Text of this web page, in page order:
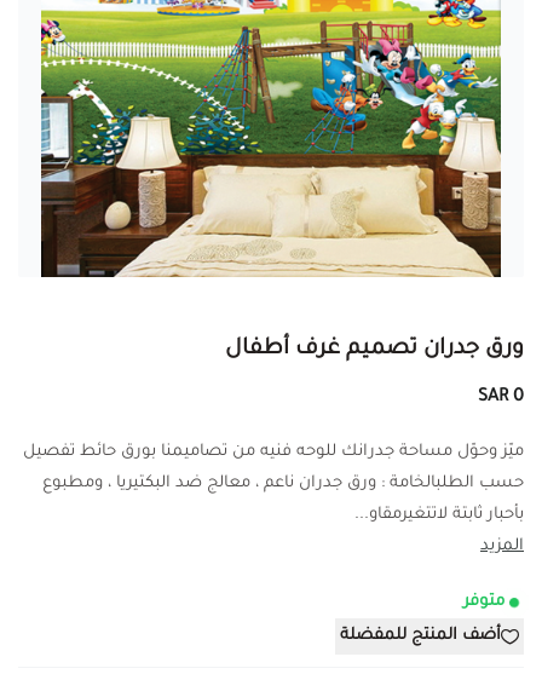
ورق جدران تصميم غرف أطفال
0 SAR
ميّز وحوّل مساحة جدرانك للوحه فنيه من تصاميمنا بورق حائط تفصيل
حسب الطلبالخامة : ورق جدران ناعم ، معالج ضد البكتيريا ، ومطبوع
بأحبار ثابتة لاتتغيرمقاو...
المزيد
متوفر
أضف المنتج للمفضلة